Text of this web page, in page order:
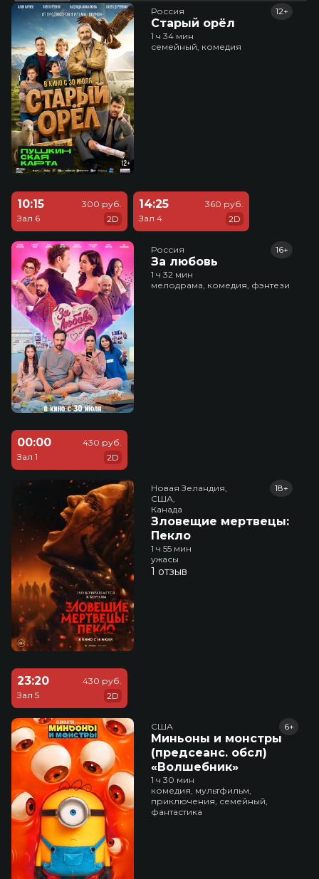
Россия
Старый орёл
12+
1 ч 34 мин
семейный, комедия
10:15
Зал 6
300 руб.
2D
14:25
Зал 4
360 руб.
2D
Россия
За любовь
16+
1 ч 32 мин
мелодрама, комедия, фэнтези
00:00
Зал 1
430 руб.
2D
Новая Зеландия,
США,
Канада
Зловещие мертвецы:
Пекло
18+
1 ч 55 мин
ужасы
1 отзыв
23:20
Зал 5
430 руб.
2D
США
Миньоны и монстры
(предсеанс. обсл)
«Волшебник»
6+
1 ч 30 мин
комедия, мультфильм,
приключения, семейный,
фантастика